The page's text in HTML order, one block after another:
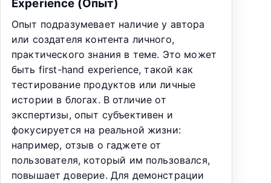
Experience (Опыт)
Опыт подразумевает наличие у автора
или создателя контента личного,
практического знания в теме. Это может
быть first-hand experience, такой как
тестирование продуктов или личные
истории в блогах. В отличие от
экспертизы, опыт субъективен и
фокусируется на реальной жизни:
например, отзыв о гаджете от
пользователя, который им пользовался,
повышает доверие. Для демонстрации